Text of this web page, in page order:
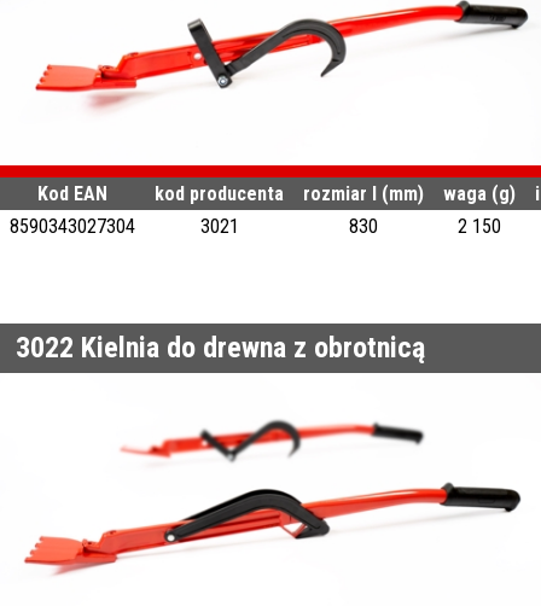
Kod EAN kod producenta rozmiar l (mm) waga (g)
8590343027304
3021 830 2 150
3022 Kielnia do drewna z obrotnicą